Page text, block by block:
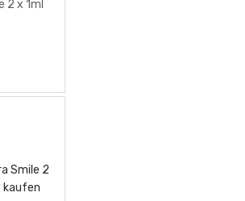
2 x 1ml